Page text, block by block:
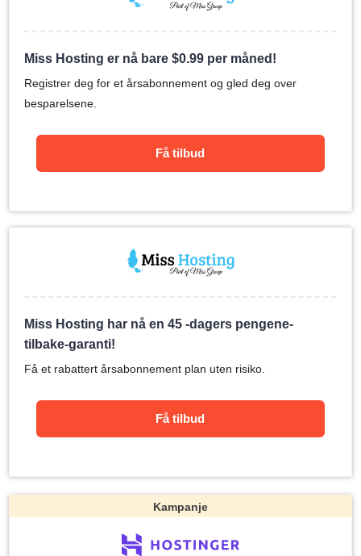
Miss Hosting er nå bare$0.99 per måned!
Registrer deg for et årsabonnement og gled deg over
besparelsene.
Få tilbud
Miss Hosting har nå en 45 -dagers pengene-
tilbake-garanti!
Få et rabattert årsabonnement plan uten risiko.
Få tilbud
Kampanje